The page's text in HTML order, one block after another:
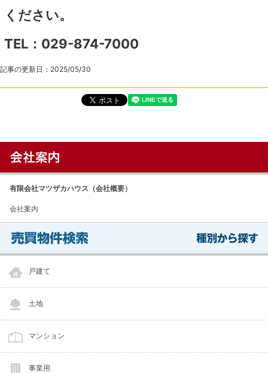
ください。
TEL：029-874-7000
記事の更新日： 2025/05/30
有限会社マツザカハウス（会社概要）
会社案内
戸建て
土地
マンション
事業用